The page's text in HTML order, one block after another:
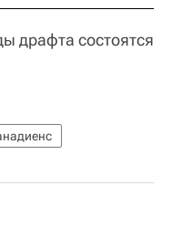
драфта состоятся